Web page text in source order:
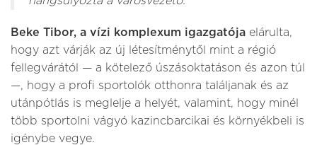
Beke Tibor, a vízi komplexum igazgatója elárulta,
hogy azt várják az új létesítménytől mint a régió
fellegvárától — a kötelező úszásoktatáson és azon túl
—, hogy a profi sportolók otthonra találjanak és az
utánpótlás is meglelje a helyét, valamint, hogy minél
több sportolni vágyó kazincbarcikai és környékbeli is
igénybe vegye.